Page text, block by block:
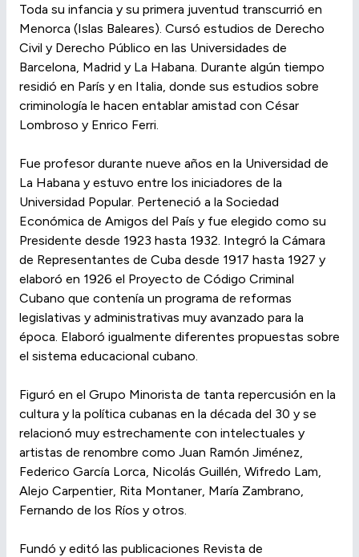
Toda su infancia y su primera juventud transcurrió en
Menorca (Islas Baleares). Cursó estudios de Derecho
Civil y Derecho Público en las Universidades de
Barcelona, Madrid y La Habana. Durante algún tiempo
residió en París y en Italia, donde sus estudios sobre
criminología le hacen entablar amistad con César
Lombroso y Enrico Ferri.
Fue profesor durante nueve años en la Universidad de
La Habana y estuvo entre los iniciadores de la
Universidad Popular. Perteneció a la Sociedad
Económica de Amigos del País y fue elegido como su
Presidente desde 1923 hasta 1932. Integró la Cámara
de Representantes de Cuba desde 1917 hasta 1927 y
elaboró en 1926 el Proyecto de Código Criminal
Cubano que contenía un programa de reformas
legislativas y administrativas muy avanzado para la
época. Elaboró igualmente diferentes propuestas sobre
el sistema educacional cubano.
Figuró en el Grupo Minorista de tanta repercusión en la
cultura y la política cubanas en la década del 30 y se
relacionó muy estrechamente con intelectuales y
artistas de renombre como Juan Ramón Jiménez,
Federico García Lorca, Nicolás Guillén, Wifredo Lam,
Alejo Carpentier, Rita Montaner, María Zambrano,
Fernando de los Ríos y otros.
Fundó y editó las publicaciones Revista de